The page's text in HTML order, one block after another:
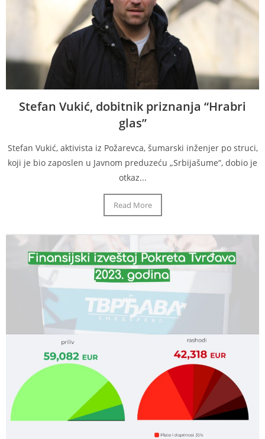
Stefan Vukić, dobitnik priznanja “Hrabri
glas”
Stefan Vukić, aktivista iz Požarevca, šumarski inženjer po struci,
koji je bio zaposlen u Javnom preduzeću „Srbijašume“, dobio je
otkaz...
Read More